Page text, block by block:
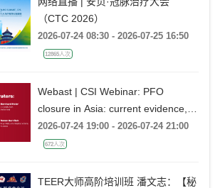
（CTC 2026）
2026-07-24 08:30 - 2026-07-25 16:50
12865人次
Webast | CSI Webinar: PFO
closure in Asia: current evidence,
emerging indications and future
directions
2026-07-24 19:00 - 2026-07-24 21:00
672人次
TEER大师高阶培训班 潘文志：【秘